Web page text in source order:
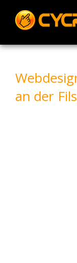
content
an der